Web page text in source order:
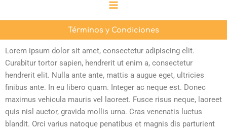
Términos y Condiciones
Lorem ipsum dolor sit amet, consectetur adipiscing elit.
Curabitur tortor sapien, hendrerit ut enim a, consectetur
hendrerit elit. Nulla ante ante, mattis a augue eget, ultricies
finibus ante. In eu libero quam. Integer ac neque est. Donec
maximus vehicula mauris vel laoreet. Fusce risus neque, laoreet
quis nisl auctor, gravida mollis urna. Cras venenatis luctus
blandit. Orci varius natoque penatibus et magnis dis parturient